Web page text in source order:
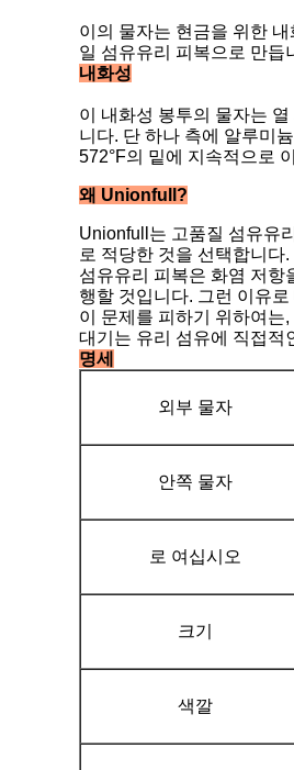
이의 물자는 현금을 위한
일 섬유유리 피복으로 만듭
내화성
이 내화성 봉투의 물자는
니다. 단 하나 측에 알루미
572°F의 밑에 지속적으로
왜 Unionfull?
Unionfull는 고품질 섬유유
로 적당한 것을 선택합니
섬유유리 피복은 화염 저항
행할 것입니다. 그런 이유
이 문제를 피하기 위하여는
대기는 유리 섬유에 직접적
명세
외부 물자
안쪽 물자
로 여십시오
크기
색깔